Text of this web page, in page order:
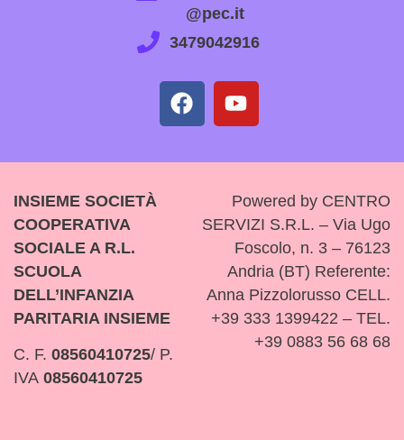
@pec.it
3479042916
INSIEME SOCIETÀ
COOPERATIVA
SOCIALE A R.L.
SCUOLA
DELL’INFANZIA
PARITARIA INSIEME
C. F. 08560410725/ P.
IVA 08560410725
Powered by CENTRO
SERVIZI S.R.L. – Via Ugo
Foscolo, n. 3 – 76123
Andria (BT) Referente:
Anna Pizzolorusso CELL.
+39 333 1399422 – TEL.
+39 0883 56 68 68